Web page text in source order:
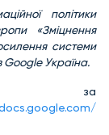
політики
«Зміцнення
системи
Google Україна.
за